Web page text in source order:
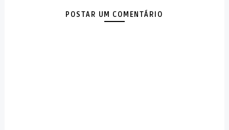
POSTAR UM COMENTÁRIO